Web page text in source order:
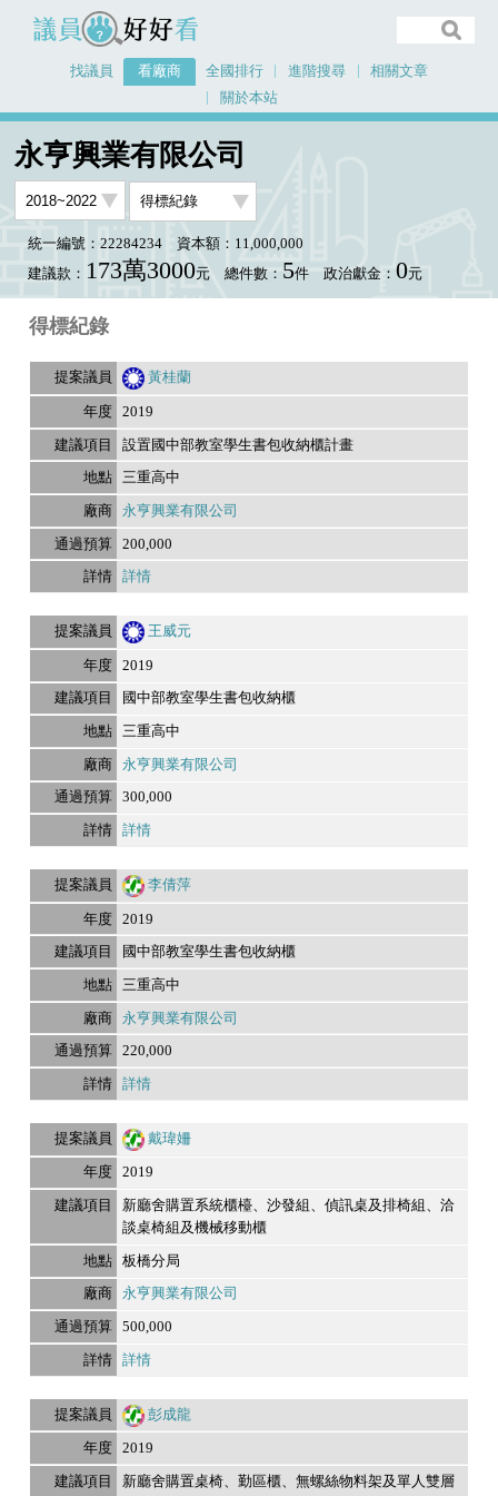
議員好好看
找議員 看廠商 全國排行 進階搜尋
相關文章
關於本站
首頁
永亨興業有限公司
統一編號：22284234
資本額：11,000,000
建議款： 173萬3000元 總件數： 5件 政治獻金： 0元
得標紀錄
黃桂蘭
2019
設置國中部教室學生書包收納櫃計畫
三重高中
永亨興業有限公司
200,000
詳情
王威元
2019
國中部教室學生書包收納櫃
三重高中
永亨興業有限公司
300,000
詳情
李倩萍
2019
國中部教室學生書包收納櫃
三重高中
永亨興業有限公司
220,000
詳情
戴瑋姍
2019
新廳舍購置系統櫃檯、沙發組、偵訊桌及排椅組、洽
談桌椅組及機械移動櫃
板橋分局
永亨興業有限公司
500,000
詳情
彭成龍
2019
新廳舍購置桌椅、勤區櫃、無螺絲物料架及單人雙層